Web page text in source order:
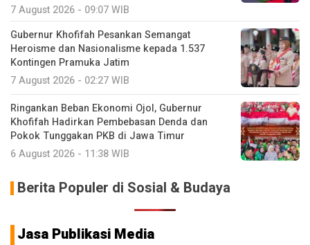
7 August 2026 - 09:07 WIB
Gubernur Khofifah Pesankan Semangat
Heroisme dan Nasionalisme kepada 1.537
Kontingen Pramuka Jatim
7 August 2026 - 02:27 WIB
Ringankan Beban Ekonomi Ojol, Gubernur
Khofifah Hadirkan Pembebasan Denda dan
Pokok Tunggakan PKB di Jawa Timur
6 August 2026 - 11:38 WIB
Berita Populer di Sosial & Budaya
Jasa Publikasi Media